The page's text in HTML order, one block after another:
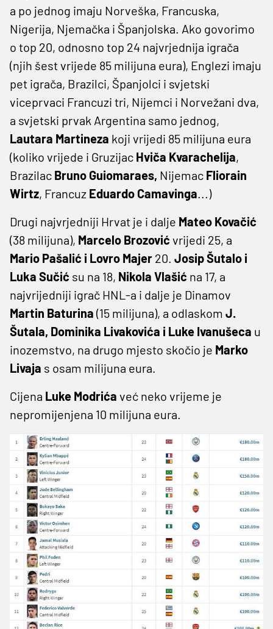
a po jednog imaju Norveška, Francuska,
Nigerija, Njemačka i Španjolska. Ako govorimo
o top 20, odnosno top 24 najvrjednija igrača
(njih šest vrijede 85 milijuna eura), Englezi imaju
pet igrača, Brazilci, Španjolci i svjetski
viceprvaci Francuzi tri, Nijemci i Norvežani dva,
a svjetski prvak Argentina samo jednog,
Lautara Martineza koji vrijedi 85 milijuna eura
(koliko vrijede i Gruzijac Hviča Kvarachelija,
Brazilac Bruno Guiomaraes, Nijemac Fliorain
Wirtz, Francuz Eduardo Camavinga...)
Drugi najvrjedniji Hrvat je i dalje Mateo Kovačić
(38 milijuna), Marcelo Brozović vrijedi 25, a
Mario Pašalić i Lovro Majer 20. Josip Šutalo i
Luka Sučić su na 18, Nikola Vlašić na 17, a
najvrijedniji igrač HNL-a i dalje je Dinamov
Martin Baturina (15 milijuna), a odlaskom J.
Šutala, Dominika Livakovića i Luke Ivanušeca u
inozemstvo, na drugo mjesto skočio je Marko
Livaja s osam milijuna eura.
Cijena Luke Modrića već neko vrijeme je
nepromijenjena 10 milijuna eura.